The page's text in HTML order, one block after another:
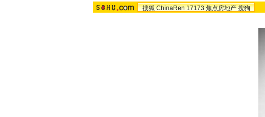
搜狐 ChinaRen 17173 焦点房地产 搜狗